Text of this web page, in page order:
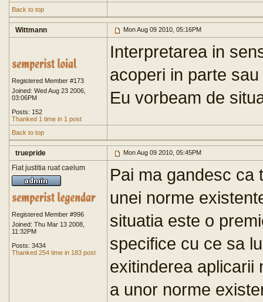
Back to top
Wittmann Mon Aug 09 2010, 05:16PM
Registered Member #173
Joined: Wed Aug 23 2006,
03:06PM
Posts: 152
Thanked 1 time in 1 post
Interpretarea in
acoperi in parte
Eu vorbeam de
Back to top
truepride Mon Aug 09 2010, 05:45PM
Fiat justitia ruat caelum
Registered Member #996
Joined: Thu Mar 13 2008,
11:32PM
Posts: 3434
Thanked 254 time in 183 post
Pai ma gandesc ca
unei norme
situatia este o
specifice cu ce sa
exitinderea aplicarii
a unor norme